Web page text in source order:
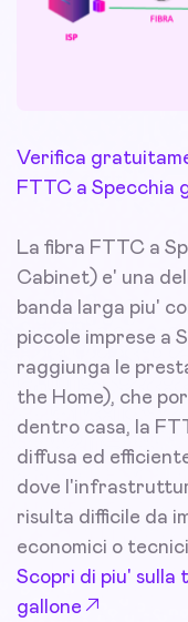
Verifica
FTTC a Specchia
La fibra FTTC a
Cabinet) e' una
banda larga piu'
piccole imprese a
raggiunga le
the Home), che
dentro casa, la
diffusa ed
dove
risulta difficile da
economici o
Scopri di piu' sulla
gallone